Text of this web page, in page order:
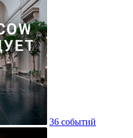
36 событий